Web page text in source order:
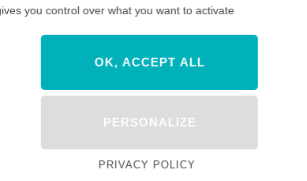
you control over what you want to activate
OK, ACCEPT ALL
PERSONALIZE
PRIVACY POLICY